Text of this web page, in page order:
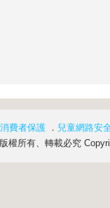
消費者保護 ． 兒童網路安
權所有、轉載必究